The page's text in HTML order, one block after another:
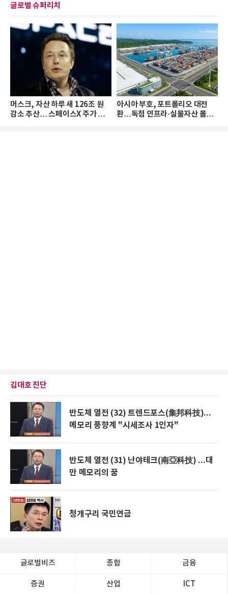
글로벌 슈퍼리치
머스크, 자산 하루 새 126조 원
감소 추산… 스페이스X 주가 하
아시아 부호, 포트폴리오 대전
환…독점 인프라·실물자산 몰린
김대호 진단
반도체 열전 (32) 트렌드포스(集邦科技)...
메모리 풍향계 "시세조사 1인자"
반도체 열전 (31) 난야테크(南亞科技) ...대
만 메모리의 꿈
청개구리 국민연금
글로벌비즈 종합 금융
증권 산업 ICT